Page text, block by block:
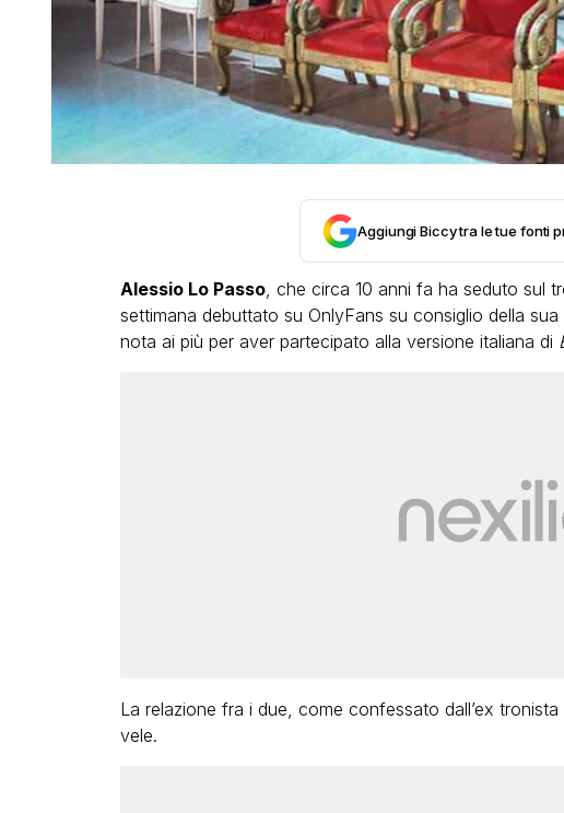
Aggiungi Biccy tra le tue fonti
Alessio Lo Passo, che circa 10 anni fa ha seduto sul
settimana debuttato su OnlyFans su consiglio della sua
nota ai più per aver partecipato alla versione italiana di
La relazione fra i due, come confessato dall’ex tronista
vele.